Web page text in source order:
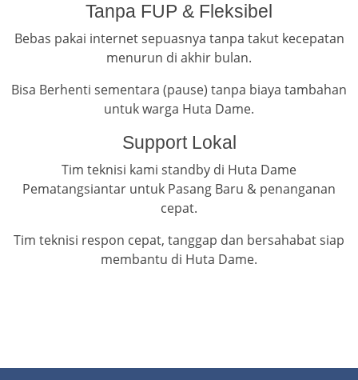
Tanpa FUP & Fleksibel
Bebas pakai internet sepuasnya tanpa takut kecepatan
menurun di akhir bulan.
Bisa Berhenti sementara (pause) tanpa biaya tambahan
untuk warga Huta Dame.
Support Lokal
Tim teknisi kami standby di Huta Dame
Pematangsiantar untuk Pasang Baru & penanganan
cepat.
Tim teknisi respon cepat, tanggap dan bersahabat siap
membantu di Huta Dame.